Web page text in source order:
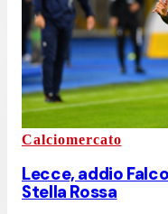
Calciomercato
Lecce, addio
Stella Rossa